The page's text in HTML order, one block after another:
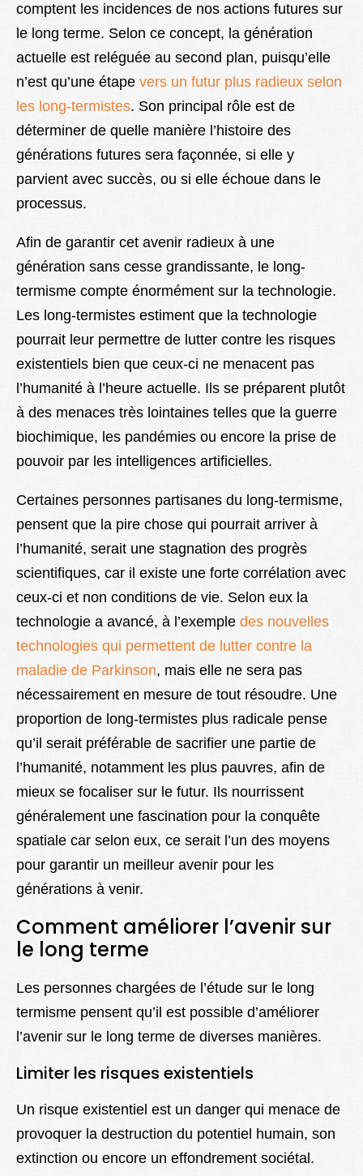
comptent les incidences de nos actions futures sur
le long terme. Selon ce concept, la génération
actuelle est reléguée au second plan, puisqu’elle
n’est qu’une étape vers un futur plus radieux selon
les long-termistes. Son principal rôle est de
déterminer de quelle manière l’histoire des
générations futures sera façonnée, si elle y
parvient avec succès, ou si elle échoue dans le
processus.
Afin de garantir cet avenir radieux à une
génération sans cesse grandissante, le long-
termisme compte énormément sur la technologie.
Les long-termistes estiment que la technologie
pourrait leur permettre de lutter contre les risques
existentiels bien que ceux-ci ne menacent pas
l’humanité à l’heure actuelle. Ils se préparent plutôt
à des menaces très lointaines telles que la guerre
biochimique, les pandémies ou encore la prise de
pouvoir par les intelligences artificielles.
Certaines personnes partisanes du long-termisme,
pensent que la pire chose qui pourrait arriver à
l’humanité, serait une stagnation des progrès
scientifiques, car il existe une forte corrélation avec
ceux-ci et non conditions de vie. Selon eux la
technologie a avancé, à l’exemple des nouvelles
technologies qui permettent de lutter contre la
maladie de Parkinson, mais elle ne sera pas
nécessairement en mesure de tout résoudre. Une
proportion de long-termistes plus radicale pense
qu’il serait préférable de sacrifier une partie de
l’humanité, notamment les plus pauvres, afin de
mieux se focaliser sur le futur. Ils nourrissent
généralement une fascination pour la conquête
spatiale car selon eux, ce serait l’un des moyens
pour garantir un meilleur avenir pour les
générations à venir.
Comment améliorer l’avenir sur
le long terme
Les personnes chargées de l’étude sur le long
termisme pensent qu’il est possible d’améliorer
l’avenir sur le long terme de diverses manières.
Limiter les risques existentiels
Un risque existentiel est un danger qui menace de
provoquer la destruction du potentiel humain, son
extinction ou encore un effondrement sociétal.